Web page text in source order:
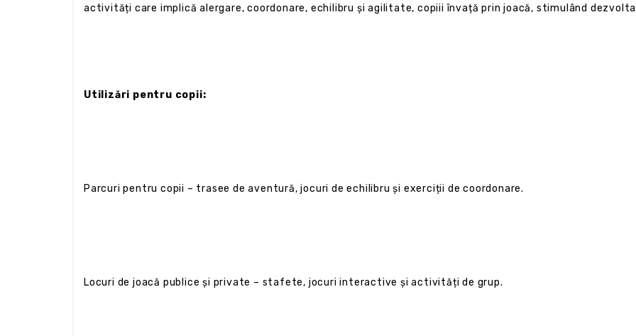
activități care implică alergare, coordonare, echilibru și agilitate, copiii învață prin joacă, stimulând
Utilizări pentru copii:
Parcuri pentru copii – trasee de aventură, jocuri de echilibru și exerciții de coordonare.
Locuri de joacă publice și private – stafete, jocuri interactive și activități de grup.